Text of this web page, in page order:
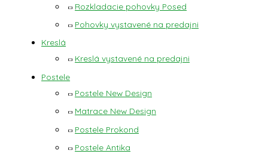
Rozkladacie pohovky Posed
Pohovky vystavené na predajni
Kreslá
Kreslá vystavené na predajni
Postele
Postele New Design
Matrace New Design
Postele Prokond
Postele Antika